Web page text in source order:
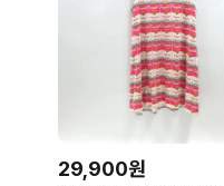
29,900원